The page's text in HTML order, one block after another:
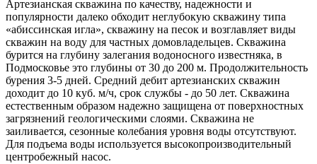
Артезианская скважина по качеству, надежности и
популярности далеко обходит неглубокую скважину типа
«абиссинская игла», скважину на песок и возглавляет виды
скважин на воду для частных домовладельцев. Скважина
бурится на глубину залегания водоносного известняка, в
Подмосковье это глубины от 30 до 200 м. Продолжительность
бурения 3-5 дней. Средний дебит артезианских скважин
доходит до 10 куб. м/ч, срок службы - до 50 лет. Скважина
естественным образом надежно защищена от поверхностных
загрязнений геологическими слоями. Скважина не
заиливается, сезонные колебания уровня воды отсутствуют.
Для подъема воды используется высокопроизводительный
центробежный насос.